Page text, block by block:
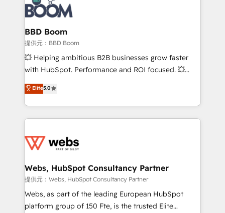
cumulées
Seamless CRM, CMS, and automation setup •
Complex platform migrations and data cleanups •
Custom APIs and third-party integrations 📈 End-to-
End Revenue Acceleration • Lifecycle marketing and
pipeline growth programs • Sales enablement tools
and CRM optimization • Retention strategies with
Execution • 750+ onboardings and 2,000+
implementations • Deep expertise across marketing,
BBD Boom
提供元：BBD Boom
💥 Helping ambitious B2B businesses grow faster
with HubSpot. Performance and ROI focused. 💥
BBD Boom is the HubSpot partner that can help you
to HubSpot Better. We work with your teams to
solve all your HubSpot challenges and improve user
adoption, sales process and marketing results.
the first time 🔧 Designing and optimising your
and build using HubSpot 🔌 Integrating HubSpot
with other systems 🎓 Training your teams to be
HubSpot pros 📊 Lead generation services using
HubSpot Why us? - SIX HubSpot Accreditations -
Elite5.0
Webs, HubSpot Consultancy Partner
提供元：Webs, HubSpot Consultancy Partner
Webs, as part of the leading European HubSpot
platform group of 150 Fte, is the trusted Elite